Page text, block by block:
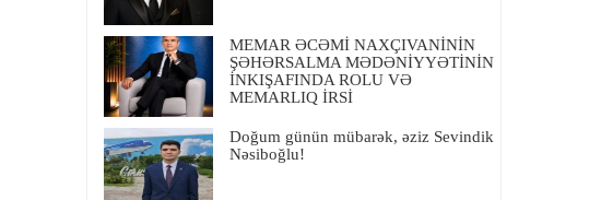
MEMAR ƏCƏMİ NAXÇIVANİNİN
ŞƏHƏRSALMA MƏDƏNİYYƏTİNİN
İNKIŞAFINDA ROLU VƏ
MEMARLIQ İRSİ
Doğum günün mübarək, əziz Sevindik
Nəsiboğlu!